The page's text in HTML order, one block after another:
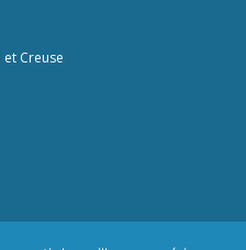
Creuse